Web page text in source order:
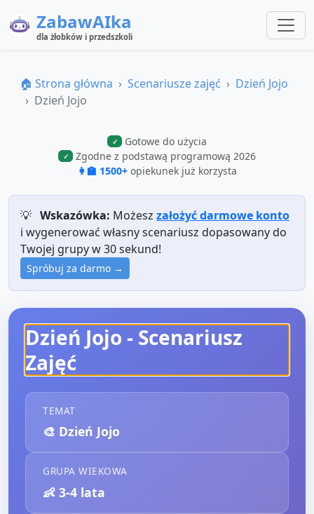
ZabawAIka
dla żłobków i przedszkoli
🏠 Strona główna Scenariusze zajęć
Dzień Jojo
Dzień Jojo
✓ Gotowe do użycia
✓
Zgodne z podstawą programową 2026
👩‍🏫 1500+ opiekunek już korzysta
💡 Wskazówka: Możesz założyć darmowe konto
i wygenerować własny scenariusz dopasowany do
Twojej grupy w 30 sekund!
Spróbuj za darmo →
Dzień Jojo - Scenariusz
Zajęć
TEMAT
🎨 Dzień Jojo
GRUPA WIEKOWA
👶 3-4 lata